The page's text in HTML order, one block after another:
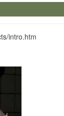
intro.htm